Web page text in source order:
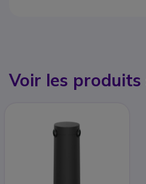
Voir les produits